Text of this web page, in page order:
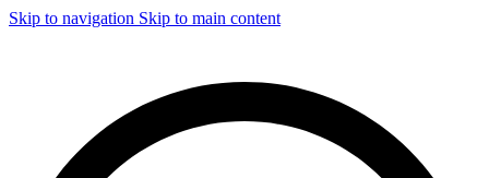
Skip to navigation Skip to main content